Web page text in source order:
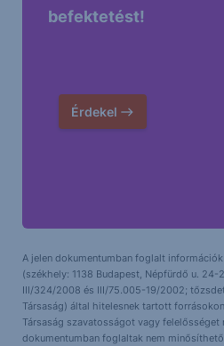
befektetést!
Érdekel
A jelen dokumentumban foglalt
(székhely: 1138 Budapest, Népfürdő u. 24-
III/324/2008 és III/75.005-19/2002;
Társaság) által hitelesnek tartott
Társaság szavatosságot vagy felelősséget
dokumentumban foglaltak nem